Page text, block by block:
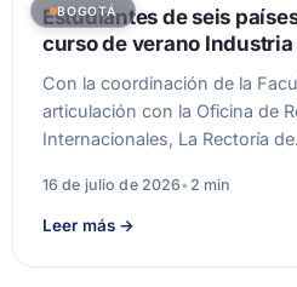
BOGOTÁ
Estudiantes de seis
curso de verano Industria
Con la coordinación de la
articulación con la Oficina de
Internacionales, La Rectoría
16 de julio de 2026• 2 min
Leer más →